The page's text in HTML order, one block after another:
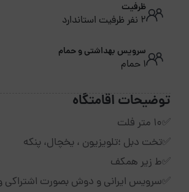
ظرفیت
2 نفر ظرفیت استاندارد
سرویس بهداشتی و حمام
1 حمام
توضیحات اقامتگاه
✅۱۰ متر فلت
✅تخت دبل ؛تلویزیون ، یخچال، پنکه
✅ط زیر همکف
✅سرویس ایرانی و دوش بصورت اشتراکی